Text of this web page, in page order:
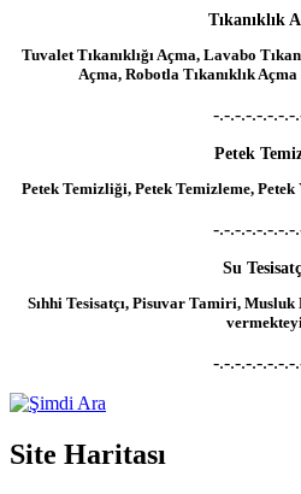
Tıkanıklık
Tuvalet Tıkanıklığı Açma, Lavabo
Açma, Robotla Tıkanıklık
-.-.-.-.-.-.-.-
Petek
Petek Temizliği, Petek Temizleme,
-.-.-.-.-.-.-.-
Su
Sıhhi Tesisatçı, Pisuvar Tamiri,
-.-.-.-.-.-.-.-
Site Haritası